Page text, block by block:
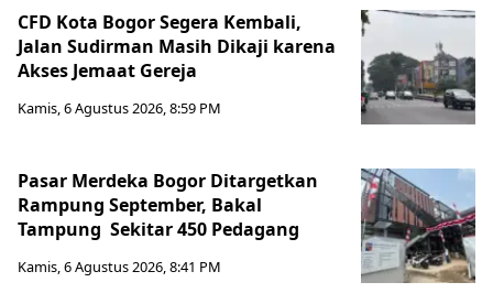
CFD Kota Bogor Segera Kembali,
Jalan Sudirman Masih Dikaji karena
Akses Jemaat Gereja
Kamis, 6 Agustus 2026, 8:59 PM
Pasar Merdeka Bogor Ditargetkan
Rampung September, Bakal
Tampung Sekitar 450 Pedagang
Kamis, 6 Agustus 2026, 8:41 PM